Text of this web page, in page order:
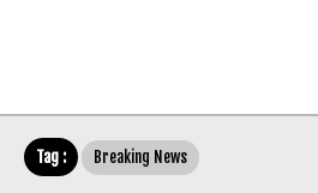
Tag : Breaking News